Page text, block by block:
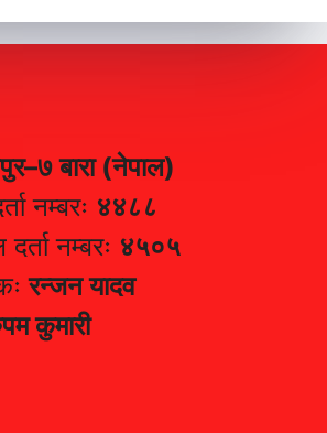
बारा (नेपाल)
नम्बरः ४४८८
नम्बरः ४५०५
रन्जन यादव
कुमारी